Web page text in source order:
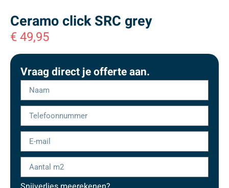
Ceramo click SRC grey
€49,95
Vraag direct je offerte aan.